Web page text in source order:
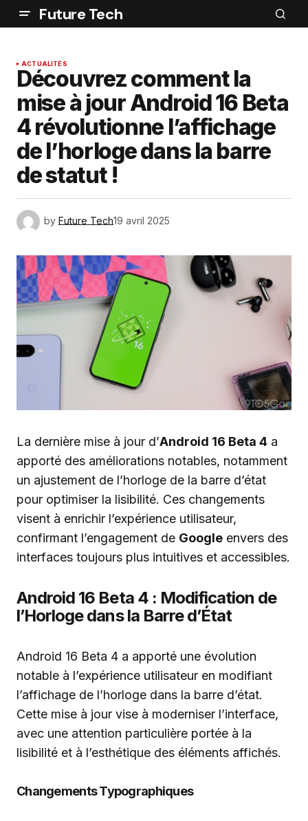
Future Tech
ACTUALITÉS
Découvrez comment la
mise à jour Android 16 Beta
4 révolutionne l’affichage
de l’horloge dans la barre
de statut !
by Future Tech19 avril 2025
La dernière mise à jour d’Android 16 Beta 4 a
apporté des améliorations notables, notamment
un ajustement de l’horloge de la barre d’état
pour optimiser la lisibilité. Ces changements
visent à enrichir l’expérience utilisateur,
confirmant l’engagement de Google envers des
interfaces toujours plus intuitives et accessibles.
Android 16 Beta 4 : Modification de
l’Horloge dans la Barre d’État
Android 16 Beta 4 a apporté une évolution
notable à l’expérience utilisateur en modifiant
l’affichage de l’horloge dans la barre d’état.
Cette mise à jour vise à moderniser l’interface,
avec une attention particulière portée à la
lisibilité et à l’esthétique des éléments affichés.
Changements Typographiques